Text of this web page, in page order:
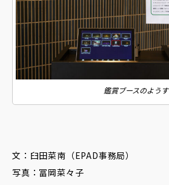
鑑賞ブースのようす
文：臼田菜南（EPAD事務局）
写真：冨岡菜々子